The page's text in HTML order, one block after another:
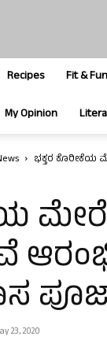
Recipes Fit & Fun
My Opinion
ಭಕ್ತರ ಕೊರೀಕೆಯ
23, 2020